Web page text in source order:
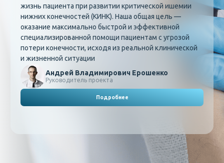
жизнь пациента при развитии критической ишемии
нижних конечностей (КИНК). Наша общая цель —
оказание максимально быстрой и эффективной
специализированной помощи пациентам с угрозой
потери конечности, исходя из реальной клинической
и жизненной ситуации
Андрей Владимирович Ерошенко
Руководитель проекта
Подробнее